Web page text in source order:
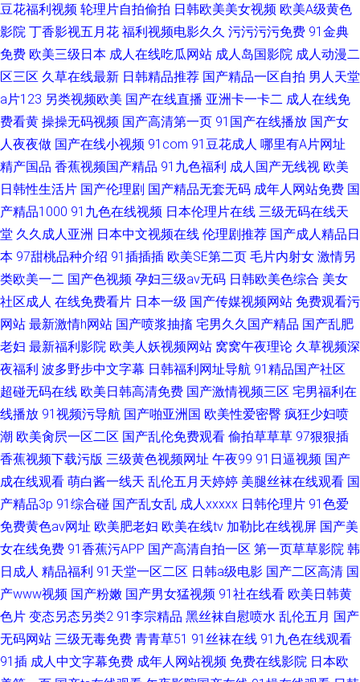
豆花福利视频 轮理片自拍偷拍 日韩欧美美女视频 欧美A级黄色
影院 丁香影视五月花 福利视频电影久久 污污污污免费 91金典
免费 欧美三级日本 成人在线吃瓜网站 成人岛国影院 成人动漫二
区三区 久草在线最新 日韩精品推荐 国产精品一区自拍 男人天堂
a片123 另类视频欧美 国产在线直播 亚洲卡一卡二 成人在线免
费看黄 操操无码视频 国产高清第一页 91国产在线播放 国产女
人夜夜做 国产在线小视频 91com 91豆花成人 哪里有A片网址
精产国品 香蕉视频国产精品 91九色福利 成人国产无线视 欧美
日韩性生活片 国产伦理剧 国产精品无套无码 成年人网站免费 国
产精品1000 91九色在线视频 日本伦理片在线 三级无码在线天
堂 久久成人亚洲 日本中文视频在线 伦理剧推荐 国产成人精品日
本 97甜桃品种介绍 91插插插 欧美SE第二页 毛片内射女 激情另
类欧美一二 国产色视频 孕妇三级av无码 日韩欧美色综合 美女
社区成人 在线免费看片 日本一级 国产传媒视频网站 免费观看污
网站 最新激情h网站 国产喷浆抽搐 宅男久久国产精品 国产乱肥
老妇 最新福利影院 欧美人妖视频网站 窝窝午夜理论 久草视频深
夜福利 波多野步中文字幕 日韩福利网址导航 91精品国产社区
超碰无码在线 欧美日韩高清免费 国产激情视频三区 宅男福利在
线播放 91视频污导航 国产啪亚洲国 欧美性爱密臀 疯狂少妇喷
潮 欧美肏屄一区二区 国产乱伦免费观看 偷拍草草草 97狠狠插
香蕉视频下载污版 三级黄色视频网址 午夜99 91日逼视频 国产
成在线观看 萌白酱一线天 乱伦五月天婷婷 美腿丝袜在线观看 国
产精品3p 91综合碰 国产乱女乱 成人xxxxx 日韩伦理片 91色爱
免费黄色av网址 欧美肥老妇 欧美在线tv 加勒比在线视屏 国产美
女在线免费 91香蕉污APP 国产高清自拍一区 第一页草草影院 韩
日成人 精品福利 91天堂一区二区 日韩a级电影 国产二区高清 国
产www视频 国产粉嫩 国产男女猛视频 91社在线看 欧美日韩黄
色片 变态另态另类2 91李宗精品 黑丝袜自慰喷水 乱伦五月 国产
无码网站 三级无毒免费 青青草51 91丝袜在线 91九色在线观看
91插 成人中文字幕免费 成年人网站视频 免费在线影院 日本欧